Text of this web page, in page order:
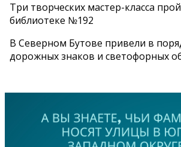
Три творческих мастер-класса
библиотеке №192
В Северном Бутове привели в
дорожных знаков и светофорных